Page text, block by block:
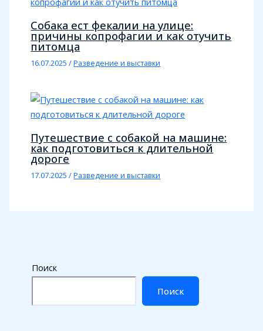
Собака ест фекалии на улице:
причины копрофагии и как отучить
питомца
16.07.2025/Разведение и выставки
Путешествие с собакой на машине:
как подготовиться к длительной
дороге
17.07.2025/Разведение и выставки
Поиск
Поиск